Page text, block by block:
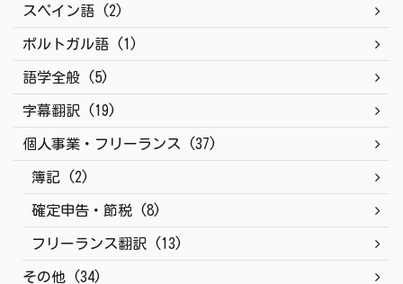
スペイン語 (2)
ポルトガル語 (1)
語学全般 (5)
字幕翻訳 (19)
個人事業・フリーランス (37)
簿記 (2)
確定申告・節税 (8)
フリーランス翻訳 (13)
その他 (34)